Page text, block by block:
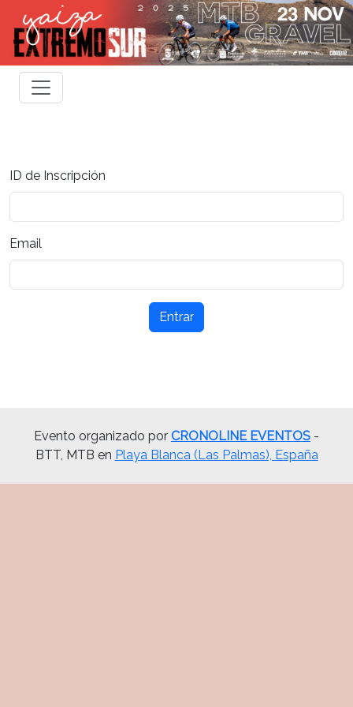
ID de Inscripción
Email
Entrar
Evento organizado por CRONOLINE EVENTOS -
BTT, MTB en Playa Blanca (Las Palmas), España